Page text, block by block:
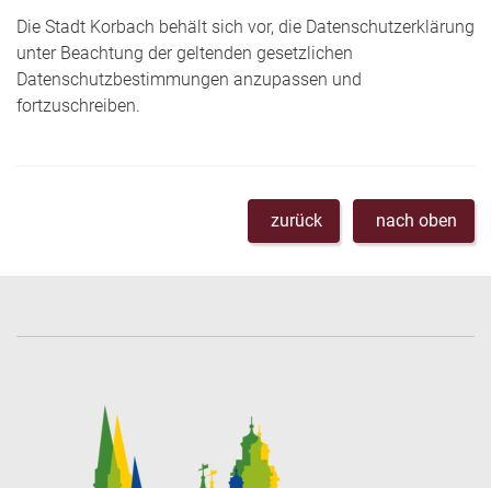
Die Stadt Korbach behält sich vor, die Datenschutzerklärung
unter Beachtung der geltenden gesetzlichen
Datenschutzbestimmungen anzupassen und
fortzuschreiben.
zurück nach oben